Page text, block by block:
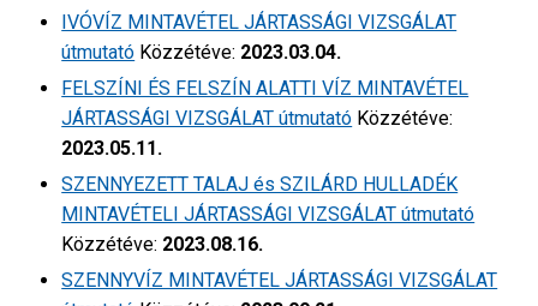
IVÓVÍZ MINTAVÉTEL JÁRTASSÁGI VIZSGÁLAT
útmutató Közzétéve: 2023.03.04.
FELSZÍNI ÉS FELSZÍN ALATTI VÍZ MINTAVÉTEL
JÁRTASSÁGI VIZSGÁLAT útmutató Közzétéve:
2023.05.11.
SZENNYEZETT TALAJ és SZILÁRD HULLADÉK
MINTAVÉTELI JÁRTASSÁGI VIZSGÁLAT útmutató
Közzétéve: 2023.08.16.
SZENNYVÍZ MINTAVÉTEL JÁRTASSÁGI VIZSGÁLAT